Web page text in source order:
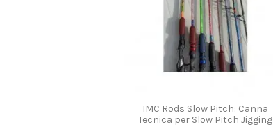
IMC Rods Slow Pitch: Canna
Tecnica per Slow Pitch Jigging